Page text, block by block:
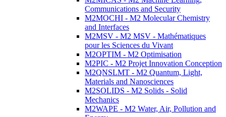
Communications and Security
M2MOCHI - M2 Molecular Chemistry
and Interfaces
M2MSV - M2 MSV - Mathématiques
pour les Sciences du Vivant
M2OPTIM - M2 Optimisation
M2PIC - M2 Projet Innovation Conception
M2QNSLMT - M2 Quantum, Light,
Materials and Nanosciences
M2SOLIDS - M2 Solids - Solid
Mechanics
M2WAPE - M2 Water, Air, Pollution and